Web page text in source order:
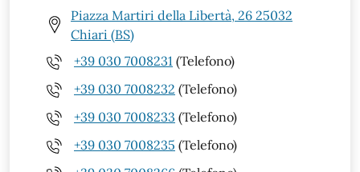
Piazza Martiri della Libertà, 26 25032
Chiari (BS)
+39 030 7008231 (Telefono)
+39 030 7008232 (Telefono)
+39 030 7008233 (Telefono)
+39 030 7008235 (Telefono)